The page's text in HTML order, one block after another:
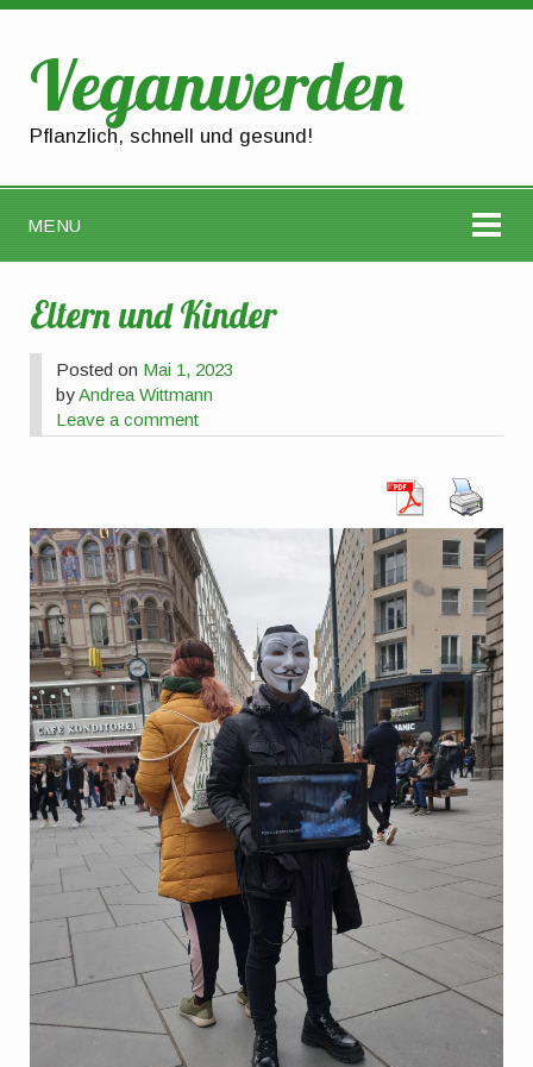
Veganwerden
Pflanzlich, schnell und gesund!
MENU
Eltern und Kinder
Posted on Mai 1, 2023
byAndrea Wittmann
Leave a comment